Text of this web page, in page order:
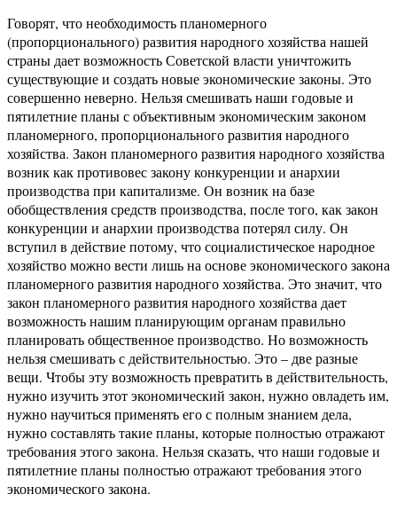
Говорят, что необходимость планомерного
(пропорционального) развития народного хозяйства нашей
страны дает возможность Советской власти уничтожить
существующие и создать новые экономические законы. Это
совершенно неверно. Нельзя смешивать наши годовые и
пятилетние планы с объективным экономическим законом
планомерного, пропорционального развития народного
хозяйства. Закон планомерного развития народного хозяйства
возник как противовес закону конкуренции и анархии
производства при капитализме. Он возник на базе
обобществления средств производства, после того, как закон
конкуренции и анархии производства потерял силу. Он
вступил в действие потому, что социалистическое народное
хозяйство можно вести лишь на основе экономического закона
планомерного развития народного хозяйства. Это значит, что
закон планомерного развития народного хозяйства дает
возможность нашим планирующим органам правильно
планировать общественное производство. Но возможность
нельзя смешивать с действительностью. Это – две разные
вещи. Чтобы эту возможность превратить в действительность,
нужно изучить этот экономический закон, нужно овладеть им,
нужно научиться применять его с полным знанием дела,
нужно составлять такие планы, которые полностью отражают
требования этого закона. Нельзя сказать, что наши годовые и
пятилетние планы полностью отражают требования этого
экономического закона.